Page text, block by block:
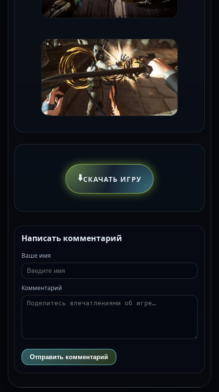
⬇️СКАЧАТЬ ИГРУ
Написать комментарий
Ваше имя
Комментарий
Отправить комментарий